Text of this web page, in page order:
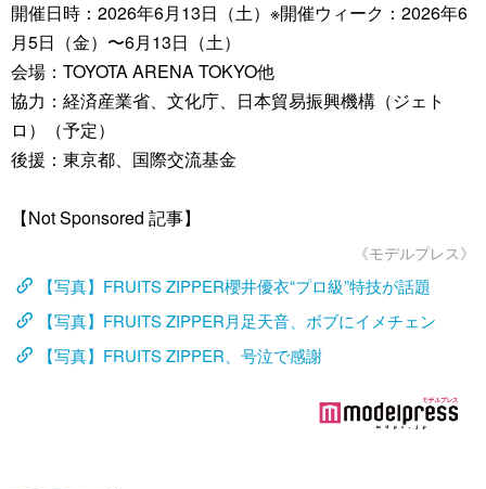
開催日時：2026年6月13日（土）※開催ウィーク：2026年6
月5日（金）〜6月13日（土）
会場：TOYOTA ARENA TOKYO他
協力：経済産業省、文化庁、日本貿易振興機構（ジェト
ロ）（予定）
後援：東京都、国際交流基金
【Not Sponsored 記事】
《モデルプレス》
【写真】FRUITS ZIPPER櫻井優衣“プロ級”特技が話題
【写真】FRUITS ZIPPER月足天音、ボブにイメチェン
【写真】FRUITS ZIPPER、号泣で感謝